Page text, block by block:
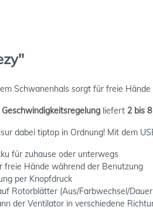
Schwanenhals sorgt für freie
liefert 2 bis
dabei tiptop in Ordnung! Mit dem
für zuhause oder unterwegs
freie Hände während der Benutzung
per Knopfdruck
Rotorblätter (Aus/Farbwechsel/
der Ventilator in verschiedene